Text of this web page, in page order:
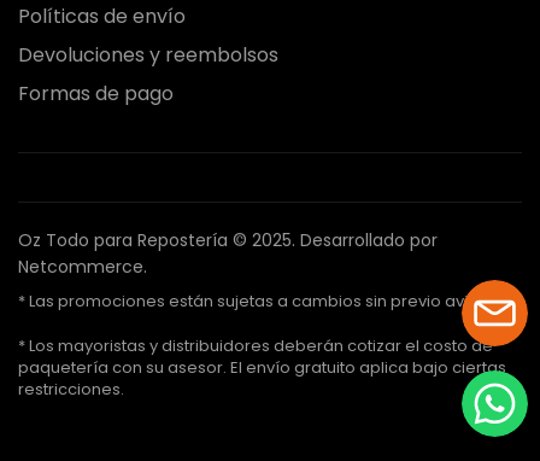
Políticas de envío
Devoluciones y reembolsos
Formas de pago
Oz Todo para Repostería © 2025. Desarrollado por
Netcommerce.
* Las promociones están sujetas a cambios sin previo aviso.
* Los mayoristas y distribuidores deberán cotizar el costo de
paquetería con su asesor. El envío gratuito aplica bajo ciertas
restricciones.